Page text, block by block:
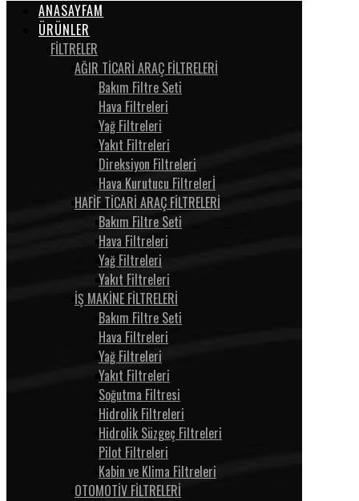
ANASAYFAM
ÜRÜNLER
FİLTRELER
AĞIR TİCARİ ARAÇ FİLTRELERİ
Bakım Filtre Seti
Hava Filtreleri
Yağ Filtreleri
Yakıt Filtreleri
Direksiyon Filtreleri
Hava Kurutucu Filtrelerİ
HAFİF TİCARİ ARAÇ FİLTRELERİ
Bakım Filtre Seti
Hava Filtreleri
Yağ Filtreleri
Yakıt Filtreleri
İŞ MAKİNE FİLTRELERİ
Bakım Filtre Seti
Hava Filtreleri
Yağ Filtreleri
Yakıt Filtreleri
Soğutma Filtresi
Hidrolik Filtreleri
Hidrolik Süzgeç Filtreleri
Pilot Filtreleri
Kabin ve Klima Filtreleri
OTOMOTİV FİLTRELERİ